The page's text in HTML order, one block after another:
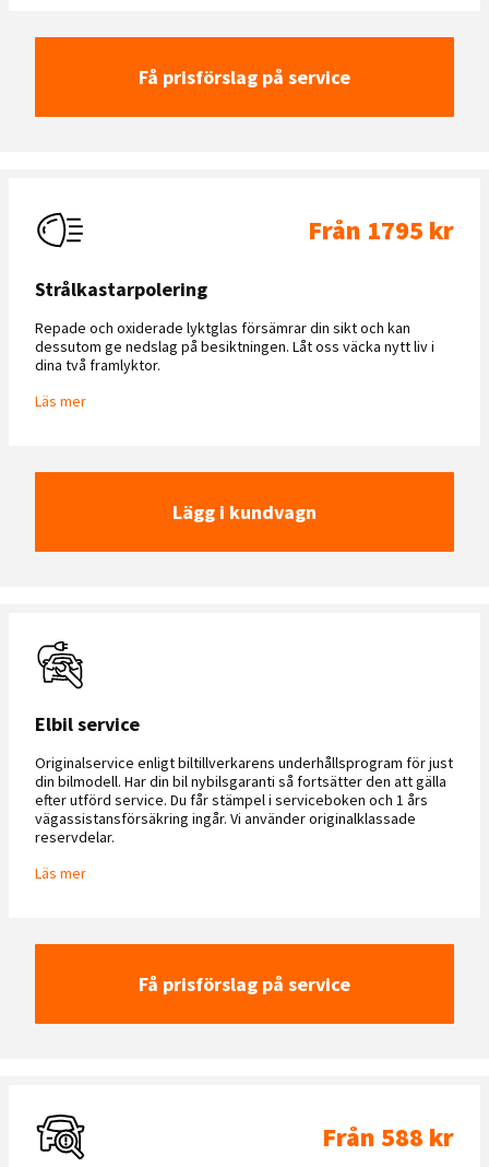
Få prisförslag på service
Strålkastarpolering
Från 1795 kr
Repade och oxiderade lyktglas försämrar din sikt och kan
dessutom ge nedslag på besiktningen. Låt oss väcka nytt liv i
dina två framlyktor.
Läs mer
Lägg i kundvagn
Elbil service
Originalservice enligt biltillverkarens underhållsprogram för just
din bilmodell. Har din bil nybilsgaranti så fortsätter den att gälla
efter utförd service. Du får stämpel i serviceboken och 1 års
vägassistansförsäkring ingår. Vi använder originalklassade
reservdelar.
Läs mer
Få prisförslag på service
Från 588 kr